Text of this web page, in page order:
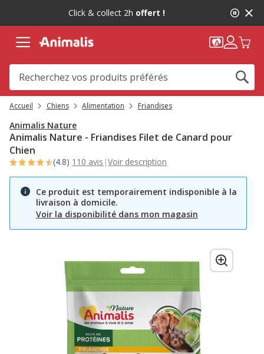
Accueil Chiens Alimentation Friandises
Animalis Nature
Animalis Nature - Friandises Filet de Canard pour
Chien
(4.8) 110 avis |Voir description
Ce produit est temporairement indisponible à la
livraison à domicile.
Voir la disponibilité dans mon magasin